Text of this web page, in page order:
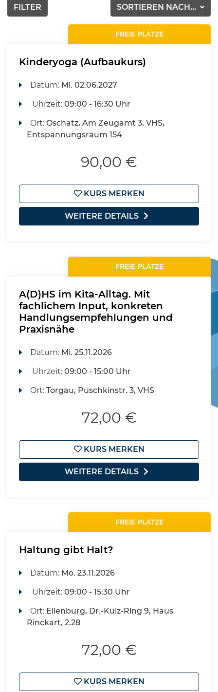
SORTIEREN NACH...
FILTER
FREIE PLÄTZE
Kinderyoga (Aufbaukurs)
Datum: Mi. 02.06.2027
Uhrzeit:09:00 - 16:30 Uhr
Ort:Oschatz, Am Zeugamt 3, VHS,
Entspannungsraum 154
90,00 €
KURS MERKEN
WEITERE DETAILS
FREIE PLÄTZE
A(D)HS im Kita-Alltag. Mit
fachlichem Input, konkreten
Handlungsempfehlungen und
Praxisnähe
Datum: Mi. 25.11.2026
Uhrzeit:09:00 - 15:00 Uhr
Ort:Torgau, Puschkinstr. 3, VHS
72,00 €
KURS MERKEN
WEITERE DETAILS
FREIE PLÄTZE
Haltung gibt Halt?
Datum: Mo. 23.11.2026
Uhrzeit:09:00 - 15:30 Uhr
Ort: Eilenburg, Dr.-Külz-Ring 9, Haus
Rinckart, 2.28
72,00 €
KURS MERKEN